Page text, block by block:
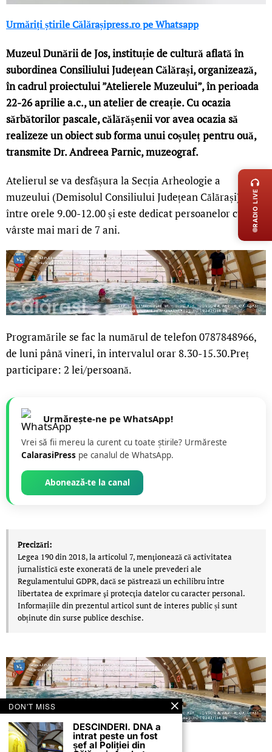
Urmăriți știrile Călărașipress.ro pe Whatsapp
Muzeul Dunării de Jos, instituție de cultură aflată în
subordinea Consiliului Județean Călărași, organizează,
în cadrul proiectului ”Atelierele Muzeului”, în perioada
22-26 aprilie a.c., un atelier de creație. Cu ocazia
sărbătorilor pascale, călărășenii vor avea ocazia să
realizeze un obiect sub forma unui coșuleț pentru ouă,
transmite Dr. Andreea Parnic, muzeograf.
Atelierul se va desfășura la Secția Arheologie a
muzeului (Demisolul Consiliului Județean Călărași),
între orele 9.00-12.00 și este dedicat persoanelor cu
vârste mai mari de 7 ani.
Programările se fac la numărul de telefon 0787848966,
de luni până vineri, în intervalul orar 8.30-15.30.Preț
participare: 2 lei/persoană.
Urmărește-ne pe WhatsApp!
Vrei să fii mereu la curent cu toate știrile? Urmăreste
CalarasiPress pe canalul de WhatsApp.
Abonează-te la canal
Precizări:
Legea 190 din 2018, la articolul 7, menţionează că activitatea
jurnalistică este exonerată de la unele prevederi ale
Regulamentului GDPR, dacă se păstrează un echilibru între
libertatea de exprimare şi protecţia datelor cu caracter personal.
Informațiile din prezentul articol sunt de interes public și sunt
obținute din surse publice deschise.
RADIO LIVE
DON'T MISS
DESCINDERI. DNA a
intrat peste un fost
șef al Poliției din